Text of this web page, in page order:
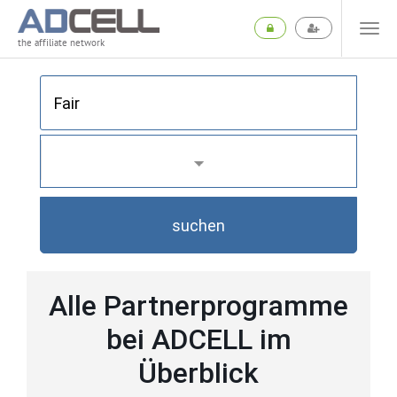
the affiliate network
suchen
Alle Partnerprogramme
bei ADCELL im
Überblick